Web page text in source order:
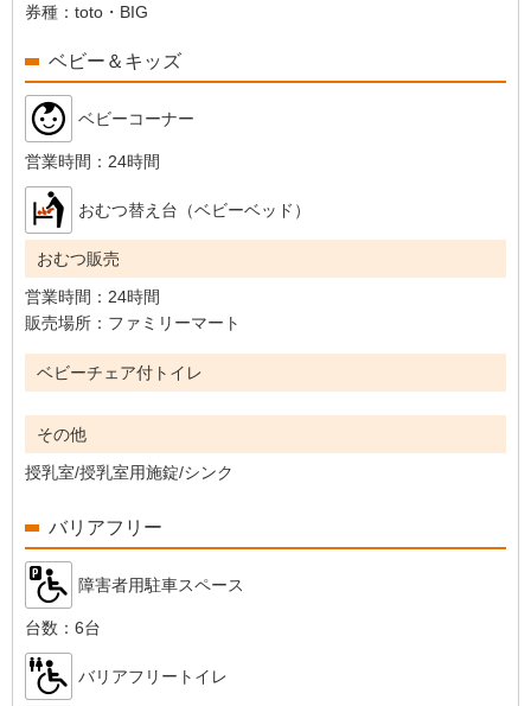
券種： toto・BIG
ベビー＆キッズ
ベビーコーナー
営業時間： 24時間
おむつ替え台（ベビーベッド）
おむつ販売
営業時間： 24時間
販売場所： ファミリーマート
ベビーチェア付トイレ
その他
授乳室/授乳室用施錠/シンク
バリアフリー
障害者用駐車スペース
台数： 6台
バリアフリートイレ